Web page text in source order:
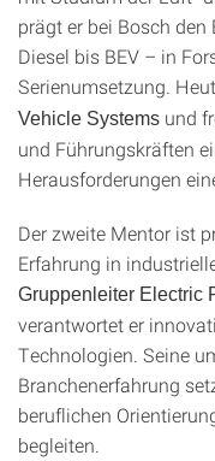
prägt er bei Bosch
Diesel bis BEV – in
Serienumsetzung.
Vehicle Systems und
und Führungskräften
Herausforderungen
Der zweite Mentor ist
Erfahrung in
Gruppenleiter Electric
verantwortet er
Technologien. Seine
Branchenerfahrung
beruflichen
begleiten.